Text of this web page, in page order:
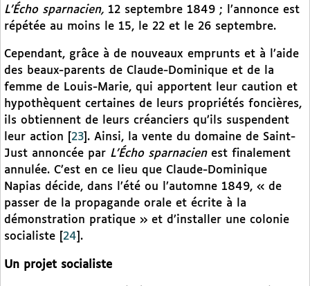
L’Écho sparnacien, 12 septembre 1849 ; l’annonce est
répétée au moins le 15, le 22 et le 26 septembre.
Cependant, grâce à de nouveaux emprunts et à l’aide
des beaux-parents de Claude-Dominique et de la
femme de Louis-Marie, qui apportent leur caution et
hypothèquent certaines de leurs propriétés foncières,
ils obtiennent de leurs créanciers qu’ils suspendent
leur action
23 . Ainsi, la vente du domaine de Saint-
Just annoncée par L’Écho sparnacien est finalement
annulée. C’est en ce lieu que Claude-Dominique
Napias décide, dans l’été ou l’automne 1849, « de
passer de la propagande orale et écrite à la
démonstration pratique » et d’installer une colonie
socialiste
24 .
Un projet socialiste